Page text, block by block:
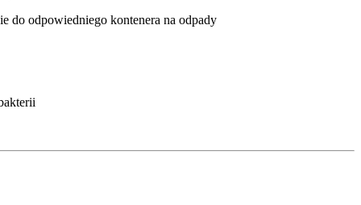
do odpowiedniego kontenera na odpady